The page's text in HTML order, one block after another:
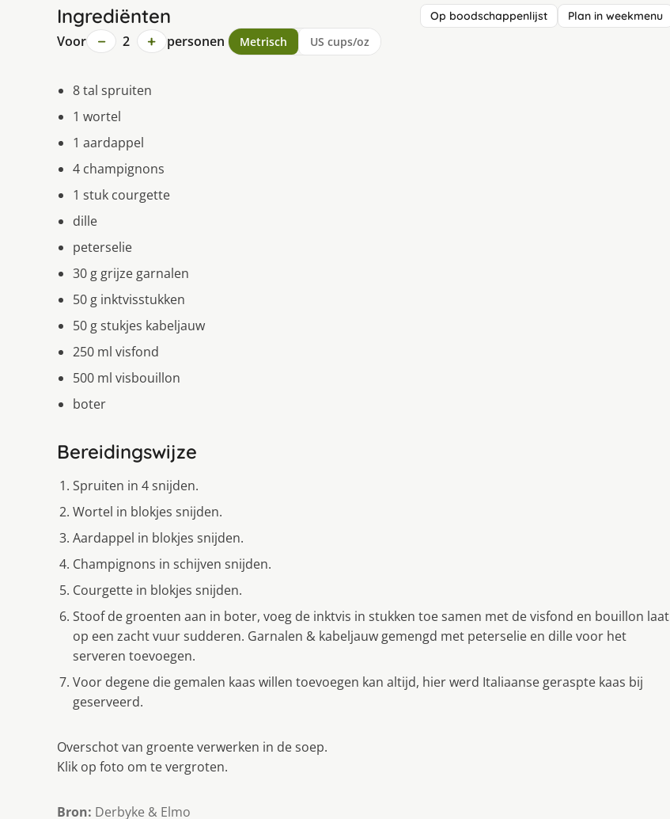
Ingrediënten Op boodschappenlijst Plan in weekmenu
Voor − 2 + personen Metrisch US cups/oz
8 tal spruiten
1 wortel
1 aardappel
4 champignons
1 stuk courgette
dille
peterselie
30 g grijze garnalen
50 g inktvisstukken
50 g stukjes kabeljauw
250 ml visfond
500 ml visbouillon
boter
Bereidingswijze
Spruiten in 4 snijden.
Wortel in blokjes snijden.
Aardappel in blokjes snijden.
Champignons in schijven snijden.
Courgette in blokjes snijden.
Stoof de groenten aan in boter, voeg de inktvis in stukken toe samen met de visfond en bouillon laat
op een zacht vuur sudderen. Garnalen & kabeljauw gemengd met peterselie en dille voor het
serveren toevoegen.
Voor degene die gemalen kaas willen toevoegen kan altijd, hier werd Italiaanse geraspte kaas bij
geserveerd.
Overschot van groente verwerken in de soep.
Klik op foto om te vergroten.
Bron: Derbyke & Elmo